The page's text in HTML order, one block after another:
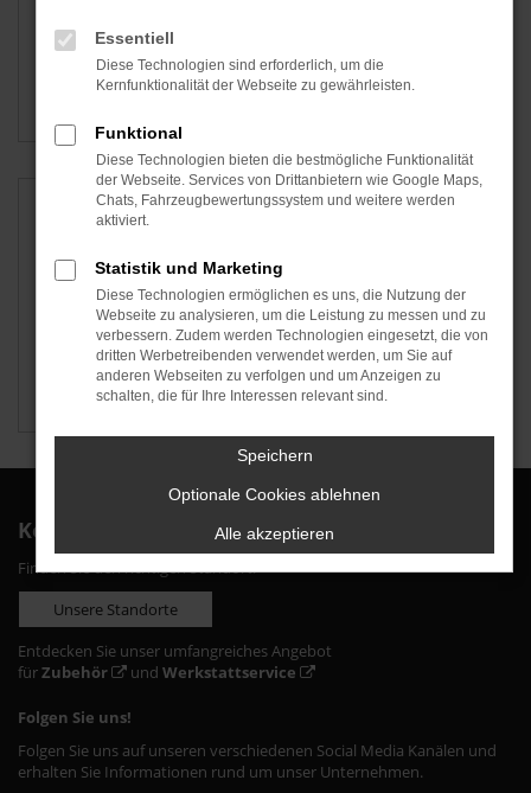
Škoda
Kontakt
Finden Sie den richtigen Standort:
Unsere Standorte
Entdecken Sie unser umfangreiches Angebot
fürZubehör und Werkstattservice
Folgen Sie uns!
Folgen Sie uns auf unseren verschiedenen Social Media Kanälen und
erhalten Sie Informationen rund um unser Unternehmen.
Essentiell
Diese Technologien sind erforderlich, um die
Kernfunktionalität der Webseite zu gewährleisten.
Funktional
Diese Technologien bieten die bestmögliche Funktionalität
der Webseite. Services von Drittanbietern wie Google Maps,
Chats, Fahrzeugbewertungssystem und weitere werden
aktiviert.
Statistik und Marketing
Diese Technologien ermöglichen es uns, die Nutzung der
Webseite zu analysieren, um die Leistung zu messen und zu
verbessern. Zudem werden Technologien eingesetzt, die von
dritten Werbetreibenden verwendet werden, um Sie auf
anderen Webseiten zu verfolgen und um Anzeigen zu
schalten, die für Ihre Interessen relevant sind.
Speichern
Optionale Cookies ablehnen
Alle akzeptieren